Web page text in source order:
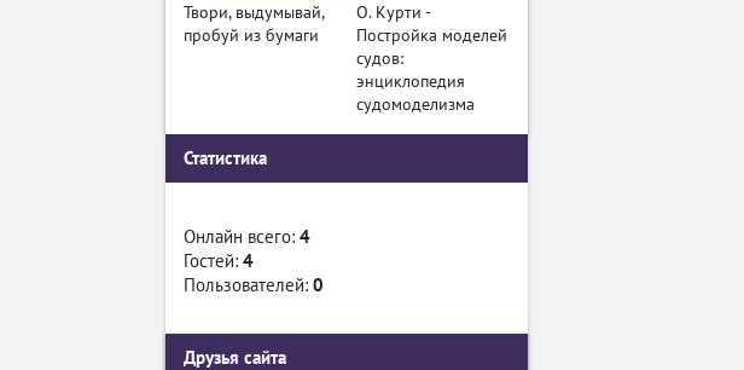
Твори, выдумывай,
пробуй из бумаги
О. Курти -
Постройка моделей
судов:
энциклопедия
судомоделизма
Статистика
Онлайн всего: 4
Гостей: 4
Пользователей: 0
Друзья сайта